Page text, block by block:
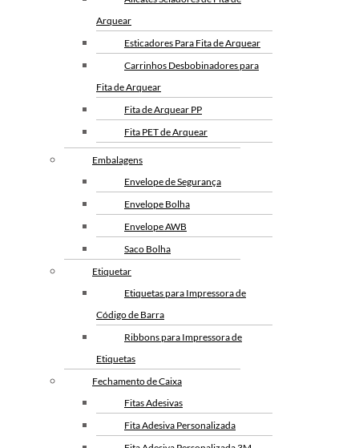
Arquear
Esticadores Para Fita de Arquear
Carrinhos Desbobinadores para
Fita de Arquear
Fita de Arquear PP
Fita PET de Arquear
Arquear
Embalagens
Envelope de Segurança
Envelope Bolha
Envelope AWB
Saco Bolha
Etiquetar
Etiquetas para Impressora de
Código de Barra
Ribbons para Impressora de
Etiquetas
Fechamento de Caixa
Fitas Adesivas
Fita Adesiva Personalizada